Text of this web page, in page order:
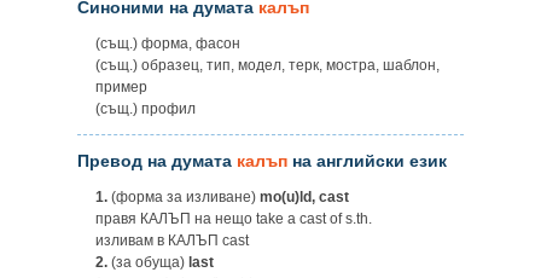
Синоними на думата калъп
(същ.) форма, фасон
(същ.) образец, тип, модел, терк, мостра, шаблон,
пример
(същ.) профил
Превод на думата калъп на английски език
1. (форма за изливане) mo(u)ld, cast
правя КАЛЪП на нещо take a cast of s.th.
изливам в КАЛЪП cast
2. (за обуща) last